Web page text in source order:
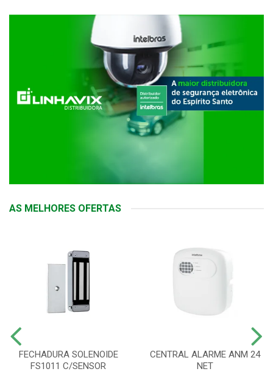
AS MELHORES OFERTAS
FECHADURA SOLENOIDE
FS1011 C/SENSOR
CENTRAL ALARME ANM 24
NET